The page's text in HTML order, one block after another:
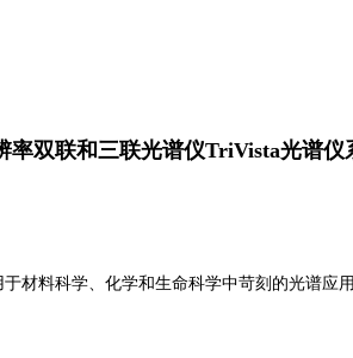
率双联和三联光谱仪TriVista光谱仪
材料科学、化学和生命科学中苛刻的光谱应